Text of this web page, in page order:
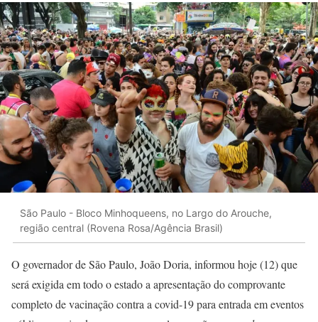
São Paulo - Bloco Minhoqueens, no Largo do Arouche,
região central (Rovena Rosa/Agência Brasil)
O governador de São Paulo, João Doria, informou hoje (12) que
será exigida em todo o estado a apresentação do comprovante
completo de vacinação contra a covid-19 para entrada em eventos